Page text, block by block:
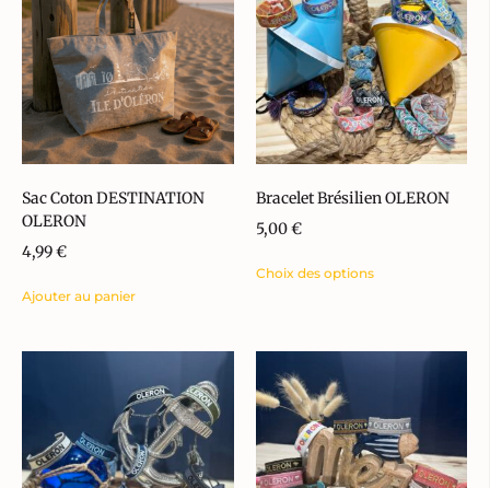
Sac Coton DESTINATION
OLERON
4,99€
Ajouter au panier
Bracelet Brésilien OLERON
5,00€
Choix des options